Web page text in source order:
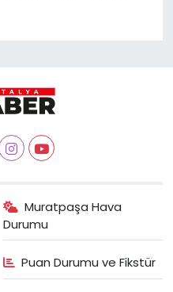
Muratpaşa Hava
Durumu
Puan Durumu ve Fikstür